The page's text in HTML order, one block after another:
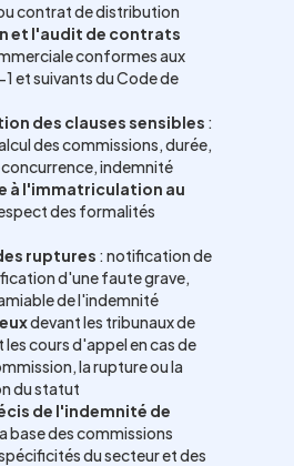
contrat de distribution
et l'audit de contrats
conformes aux
et suivants du Code de
des clauses sensibles :
des commissions, durée,
indemnité
à l'immatriculation au
des formalités
ruptures : notification de
d'une faute grave,
de l'indemnité
devant les tribunaux de
cours d'appel en cas de
la rupture ou la
du statut
de l'indemnité de
base des commissions
du secteur et des